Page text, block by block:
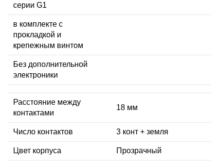
серии G1
в комплекте с
прокладкой и
крепежным винтом
Без дополнительной
электроники
Расстояние между
контактами
18 мм
Число контактов 3 конт + земля
Цвет корпуса Прозрачный